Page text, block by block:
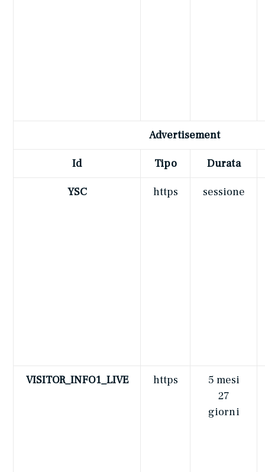
Advertisement
Id Tipo Durata
YSC https sessione
VISITOR_INFO1_LIVE https
5 mesi
27
giorni